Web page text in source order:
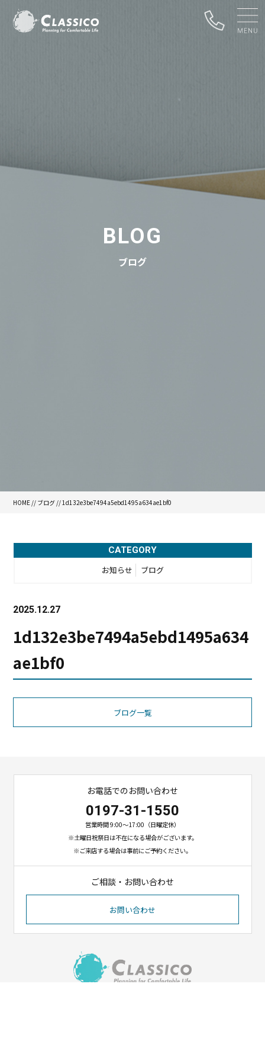
BLOG
ブログ
HOME // ブログ // 1d132e3be7494a5ebd1495a634ae1bf0
CATEGORY
お知らせ ブログ
2025.12.27
1d132e3be7494a5ebd1495a634
ae1bf0
ブログ一覧
お電話でのお問い合わせ
0197-31-1550
営業時間 9:00〜17:00（日曜定休）
※土曜日祝祭日は不在になる場合がございます。
※ご来店する場合は事前にご予約ください。
ご相談・お問い合わせ
お問い合わせ